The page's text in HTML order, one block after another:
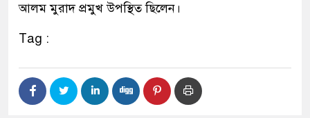
আলম মুরাদ প্রমুখ উপস্থিত ছিলেন।
Tag :